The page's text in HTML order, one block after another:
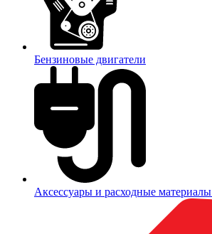
Бензиновые двигатели
Аксессуары и расходные материалы